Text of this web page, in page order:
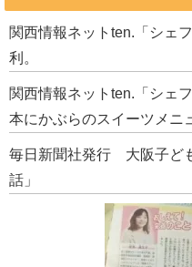
関西情報ネットten.「シェ
利。
関西情報ネットten.「シェ
本にかぶらのスイーツメニ
毎日新聞社発行 大阪子ど
話」